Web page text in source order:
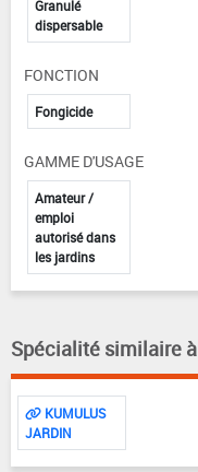
Granulé
dispersable
FONCTION
Fongicide
GAMME D'USAGE
Amateur /
emploi
autorisé dans
les jardins
Spécialité similaire à
KUMULUS
JARDIN